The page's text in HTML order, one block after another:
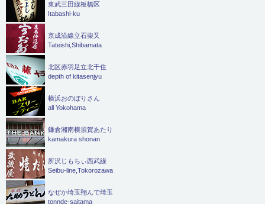
東武三田線板橋区
Itabashi-ku
京成沿線立石柴又
Tateishi,Shibamata
北区赤羽足立北千住
depth of kitasenjyu
横浜おのぼりさん
all Yokohama
鎌倉湘南横須賀あたり
kamakura shonan
所沢じもちぃ西武線
Seibu-line,Tokorozawa
なぜか埼玉翔んで埼玉
tonnde-saitama